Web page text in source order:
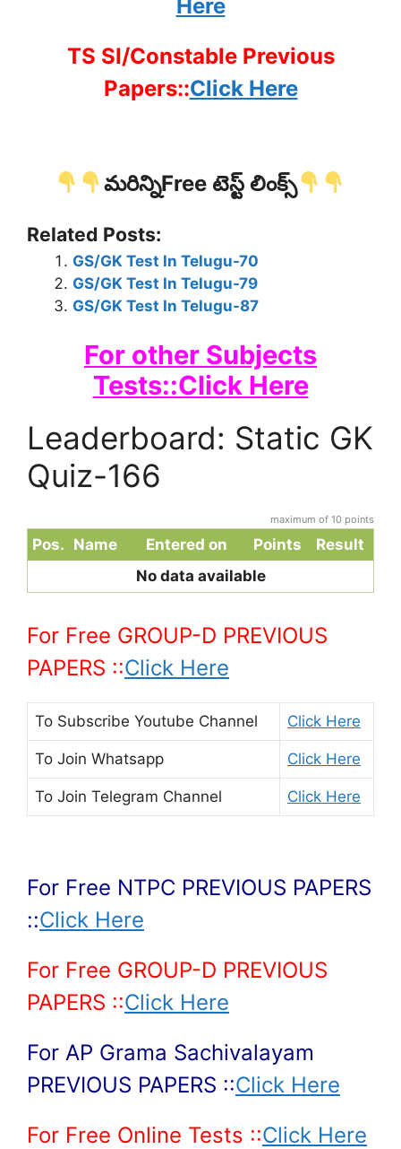
Here
TS SI/Constable Previous
Papers::Click Here
మరిన్నిFree టెస్ట్ లింక్స్
Related Posts:
GS/GK Test In Telugu-70
GS/GK Test In Telugu-79
GS/GK Test In Telugu-87
For other Subjects
Tests::Click Here
Leaderboard: Static GK
Quiz-166
maximum of 10 points
Pos. Name Entered on Points
Result
No data available
For Free GROUP-D PREVIOUS
PAPERS ::Click Here
To Subscribe Youtube Channel Click Here
To Join Whatsapp Click Here
To Join Telegram Channel Click Here
For Free NTPC PREVIOUS PAPERS
::Click Here
For Free GROUP-D PREVIOUS
PAPERS ::Click Here
For AP Grama Sachivalayam
PREVIOUS PAPERS ::Click Here
For Free Online Tests ::Click Here